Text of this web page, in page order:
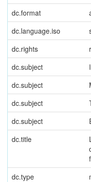
dc.format
dc.language.iso
dc.rights
dc.subject
dc.subject
dc.subject
dc.subject
dc.title
dc.type